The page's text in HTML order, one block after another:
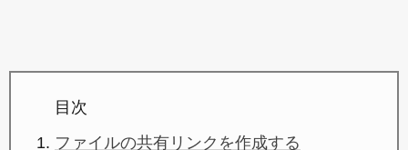
目次
ファイルの共有リンクを作成する